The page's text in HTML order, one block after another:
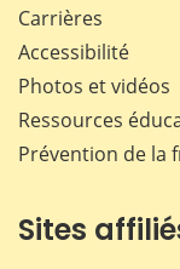
Carrières
Accessibilité
Photos et vidéos
Ressources
Prévention de la
Sites